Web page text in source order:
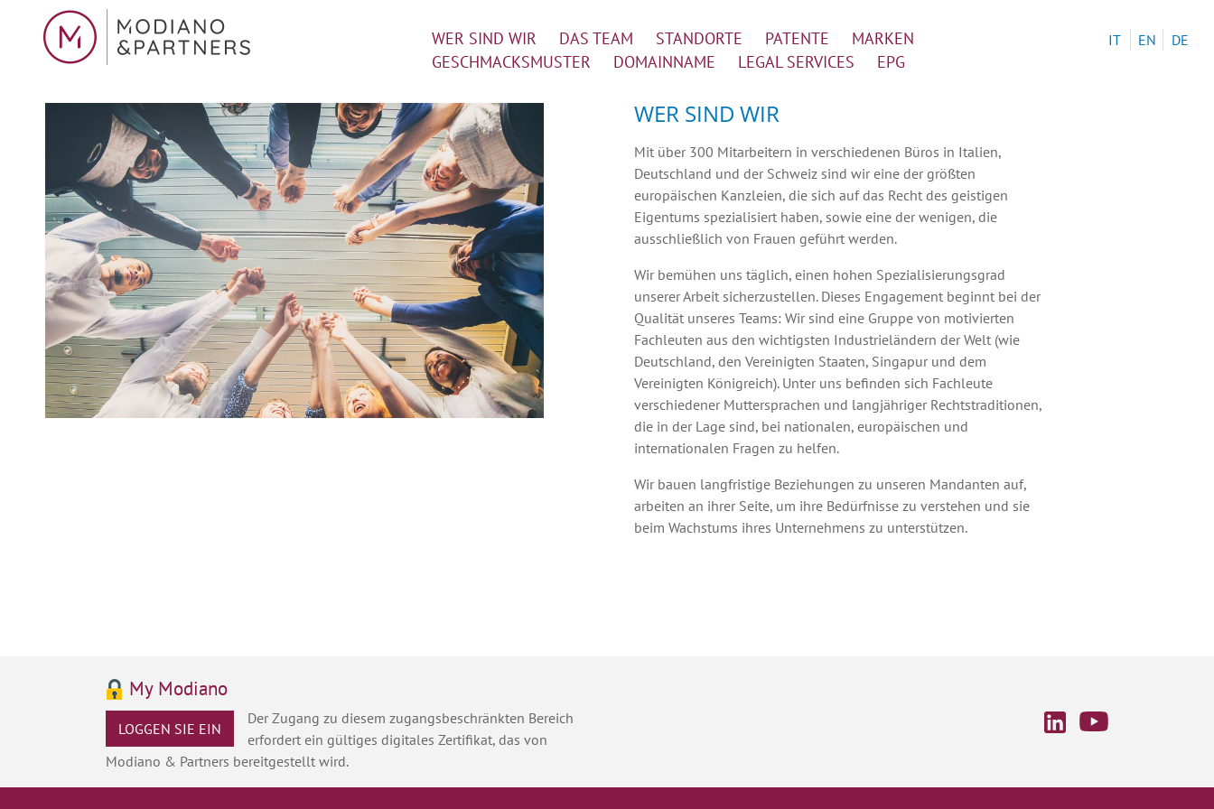
WER SIND WIR DAS TEAM STANDORTE PATENTE
MARKEN
GESCHMACKSMUSTER
DOMAINNAME LEGAL SERVICES EPG
IT EN DE
WER SIND WIR
Mit über 300 Mitarbeitern in verschiedenen Büros in Italien,
Deutschland und der Schweiz sind wir eine der größten
europäischen Kanzleien, die sich auf das Recht des geistigen
Eigentums spezialisiert haben, sowie eine der wenigen, die
ausschließlich von Frauen geführt werden.
Wir bemühen uns täglich, einen hohen Spezialisierungsgrad
unserer Arbeit sicherzustellen. Dieses Engagement beginnt bei der
Qualität unseres Teams: Wir sind eine Gruppe von motivierten
Fachleuten aus den wichtigsten Industrieländern der Welt (wie
Deutschland, den Vereinigten Staaten, Singapur und dem
Vereinigten Königreich). Unter uns befinden sich Fachleute
verschiedener Muttersprachen und langjähriger Rechtstraditionen,
die in der Lage sind, bei nationalen, europäischen und
internationalen Fragen zu helfen.
Wir bauen langfristige Beziehungen zu unseren Mandanten auf,
arbeiten an ihrer Seite, um ihre Bedürfnisse zu verstehen und sie
beim Wachstums ihres Unternehmens zu unterstützen.
My Modiano
LOGGEN SIE EIN
Der Zugang zu diesem zugangsbeschränkten Bereich
erfordert ein gültiges digitales Zertifikat, das von
Modiano & Partners bereitgestellt wird.